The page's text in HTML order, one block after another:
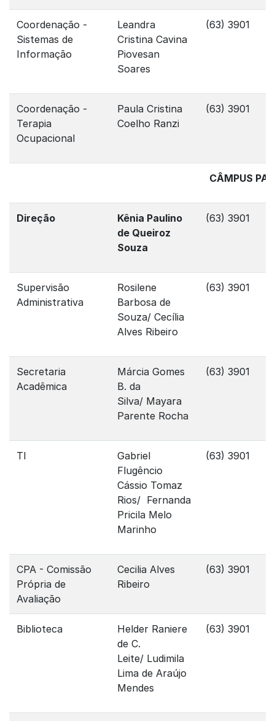
Coordenação -
Sistemas de
Informação
Leandra
Cristina Cavina
Piovesan
Soares
(63) 3901
Coordenação -
Terapia
Ocupacional
Paula Cristina
Coelho Ranzi
(63) 3901
CÂMPUS
Direção
Kênia Paulino
de Queiroz
Souza
(63) 3901
Supervisão
Administrativa
Rosilene
Barbosa de
Souza/ Cecília
Alves Ribeiro
(63) 3901
Secretaria
Acadêmica
Márcia Gomes
B. da
Silva/ Mayara
Parente Rocha
(63) 3901
TI
Gabriel
Flugêncio
Cássio Tomaz
Rios/ Fernanda
Pricila Melo
Marinho
(63) 3901
CPA - Comissão
Própria de
Avaliação
Cecilia Alves
Ribeiro
(63) 3901
Biblioteca
Helder Raniere
de C.
Leite/ Ludimila
Lima de Araújo
Mendes
(63) 3901